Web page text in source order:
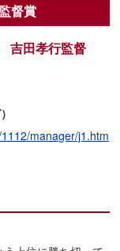
督賞
吉田孝行監督
manager/j1.htm